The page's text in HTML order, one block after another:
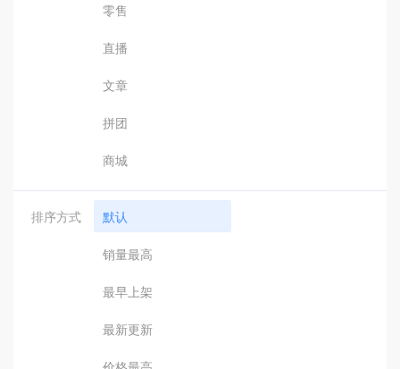
零售
直播
文章
拼团
商城
排序方式 默认
销量最高
最早上架
最新更新